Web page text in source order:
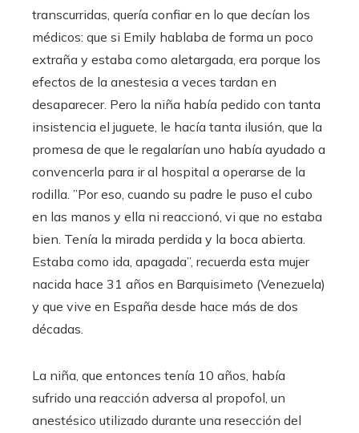
transcurridas, quería confiar en lo que decían los
médicos: que si Emily hablaba de forma un poco
extraña y estaba como aletargada, era porque los
efectos de la anestesia a veces tardan en
desaparecer. Pero la niña había pedido con tanta
insistencia el juguete, le hacía tanta ilusión, que la
promesa de que le regalarían uno había ayudado a
convencerla para ir al hospital a operarse de la
rodilla. ”Por eso, cuando su padre le puso el cubo
en las manos y ella ni reaccionó, vi que no estaba
bien. Tenía la mirada perdida y la boca abierta.
Estaba como ida, apagada”, recuerda esta mujer
nacida hace 31 años en Barquisimeto (Venezuela)
y que vive en España desde hace más de dos
décadas.
La niña, que entonces tenía 10 años, había
sufrido una reacción adversa al propofol, un
anestésico utilizado durante una resección del